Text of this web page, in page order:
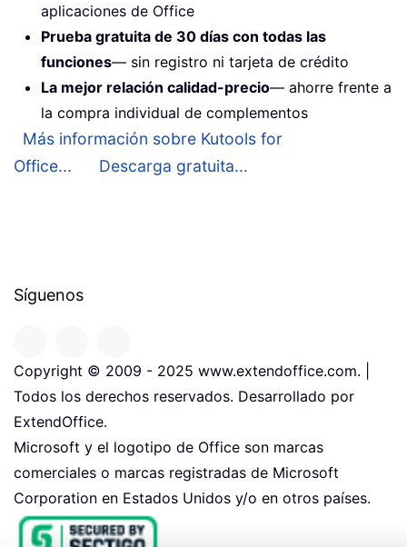
aplicaciones de Office
Prueba gratuita de 30 días con todas las
funciones— sin registro ni tarjeta de crédito
La mejor relación calidad-precio— ahorre frente a
la compra individual de complementos
Más información sobre Kutools for
Office...
Descarga gratuita...
Síguenos
Copyright © 2009 - 2025 www.extendoffice.com. |
Todos los derechos reservados. Desarrollado por
ExtendOffice.
Microsoft y el logotipo de Office son marcas
comerciales o marcas registradas de Microsoft
Corporation en Estados Unidos y/o en otros países.